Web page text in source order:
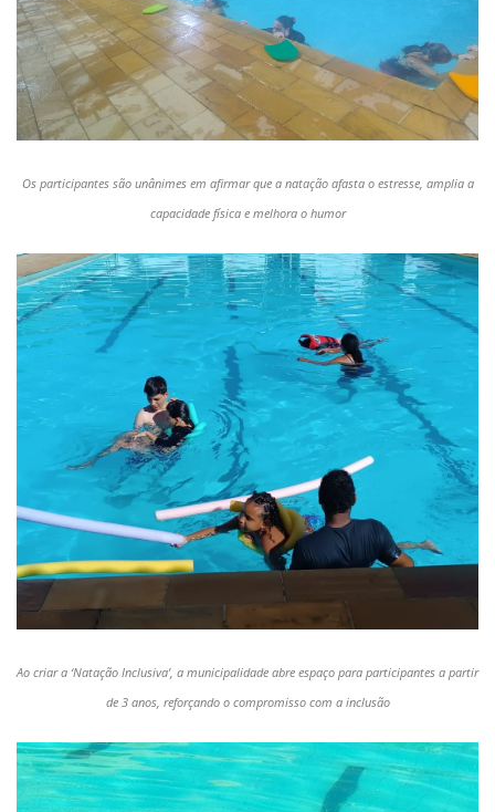
Os participantes são unânimes em afirmar que a natação afasta o estresse, amplia a
capacidade física e melhora o humor
Ao criar a ‘Natação Inclusiva’, a municipalidade abre espaço para participantes a partir
de 3 anos, reforçando o compromisso com a inclusão